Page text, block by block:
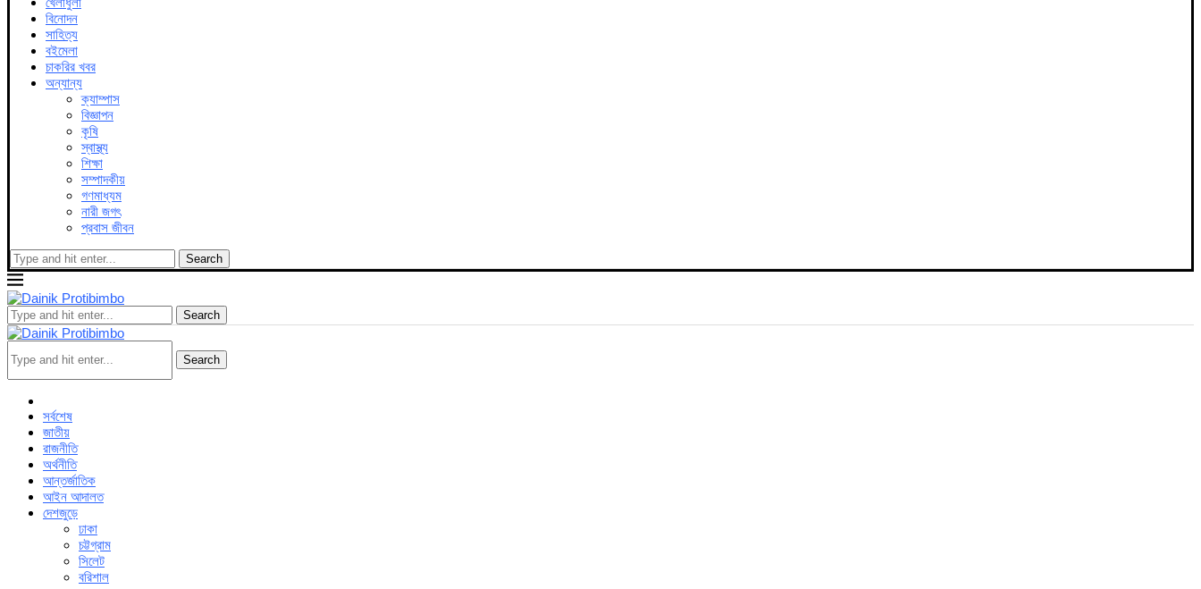
বিনোদন
সাহিত্য
বইমেলা
চাকরির খবর
অন্যান্য
ক্যাম্পাস
বিজ্ঞাপন
কৃষি
স্বাস্থ্য
শিক্ষা
সম্পাদকীয়
গণমাধ্যম
নারী জগৎ
প্রবাস জীবন
Search
Search
Search
সর্বশেষ
জাতীয়
রাজনীতি
অর্থনীতি
আন্তর্জাতিক
আইন আদালত
দেশজুড়ে
ঢাকা
চট্টগ্রাম
সিলেট
বরিশাল